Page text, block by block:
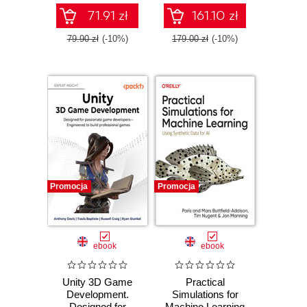
71.91 zł
79.90 zł (-10%)
game in the
simplest way
possible - Third
161.10 zł
179.00 zł (-10%)
Promocja
ebook
Unity 3D Game
Development.
Promocja
ebook
Practical
Simulations for